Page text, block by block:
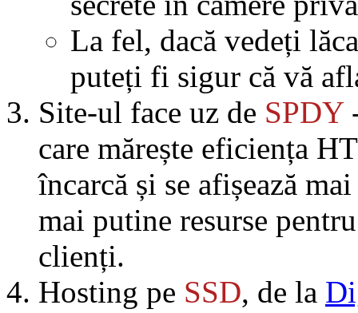
La fel, dacă vedeți
puteți fi sigur că vă
Site-ul face uz de SPDY
care mărește eficiența
încarcă și se afișează
mai putine resurse
clienți.
Hosting pe SSD, de la